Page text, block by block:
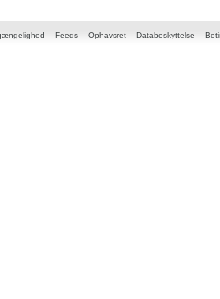
Feeds Ophavsret Databeskyttelse